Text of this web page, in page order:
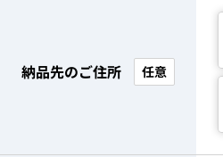
納品先のご住所 任意